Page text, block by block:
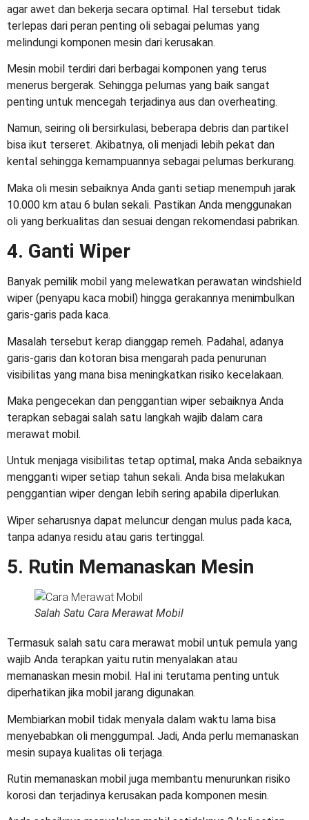
agar awet dan bekerja secara optimal. Hal tersebut tidak
terlepas dari peran penting oli sebagai pelumas yang
melindungi komponen mesin dari kerusakan.
Mesin mobil terdiri dari berbagai komponen yang terus
menerus bergerak. Sehingga pelumas yang baik sangat
penting untuk mencegah terjadinya aus dan overheating.
Namun, seiring oli bersirkulasi, beberapa debris dan partikel
bisa ikut terseret. Akibatnya, oli menjadi lebih pekat dan
kental sehingga kemampuannya sebagai pelumas berkurang.
Maka oli mesin sebaiknya Anda ganti setiap menempuh jarak
10.000 km atau 6 bulan sekali. Pastikan Anda menggunakan
oli yang berkualitas dan sesuai dengan rekomendasi pabrikan.
4. Ganti Wiper
Banyak pemilik mobil yang melewatkan perawatan windshield
wiper (penyapu kaca mobil) hingga gerakannya menimbulkan
garis-garis pada kaca.
Masalah tersebut kerap dianggap remeh. Padahal, adanya
garis-garis dan kotoran bisa mengarah pada penurunan
visibilitas yang mana bisa meningkatkan risiko kecelakaan.
Maka pengecekan dan penggantian wiper sebaiknya Anda
terapkan sebagai salah satu langkah wajib dalam cara
merawat mobil.
Untuk menjaga visibilitas tetap optimal, maka Anda sebaiknya
mengganti wiper setiap tahun sekali. Anda bisa melakukan
penggantian wiper dengan lebih sering apabila diperlukan.
Wiper seharusnya dapat meluncur dengan mulus pada kaca,
tanpa adanya residu atau garis tertinggal.
5. Rutin Memanaskan Mesin
Salah Satu Cara Merawat Mobil
Termasuk salah satu cara merawat mobil untuk pemula yang
wajib Anda terapkan yaitu rutin menyalakan atau
memanaskan mesin mobil. Hal ini terutama penting untuk
diperhatikan jika mobil jarang digunakan.
Membiarkan mobil tidak menyala dalam waktu lama bisa
menyebabkan oli menggumpal. Jadi, Anda perlu memanaskan
mesin supaya kualitas oli terjaga.
Rutin memanaskan mobil juga membantu menurunkan risiko
korosi dan terjadinya kerusakan pada komponen mesin.